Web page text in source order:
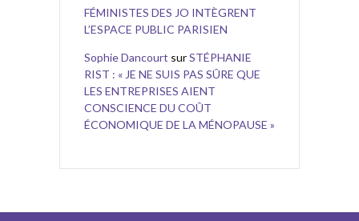
FÉMINISTES DES JO INTÈGRENT
L’ESPACE PUBLIC PARISIEN
Sophie Dancourt surSTÉPHANIE
RIST : « JE NE SUIS PAS SÛRE QUE
LES ENTREPRISES AIENT
CONSCIENCE DU COÛT
ÉCONOMIQUE DE LA MÉNOPAUSE »